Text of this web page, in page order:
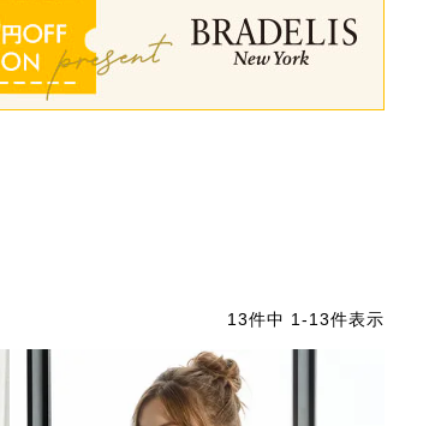
13件中 1 -13件表示